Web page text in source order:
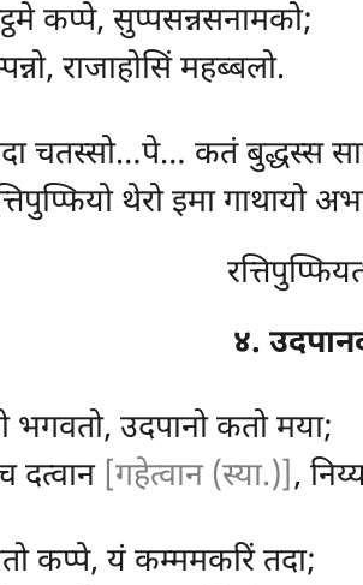
कप्पे, सुप्पसन्नसनामको;
राजाहोसिं महब्बलो.
चतस्सो…पे… कतं बुद्धस्स
थेरो इमा गाथायो
४.
भगवतो, उदपानो कतो मया;
दत्वान [गहेत्वान (स्या.)],
कप्पे, यं कम्ममकरिं तदा;